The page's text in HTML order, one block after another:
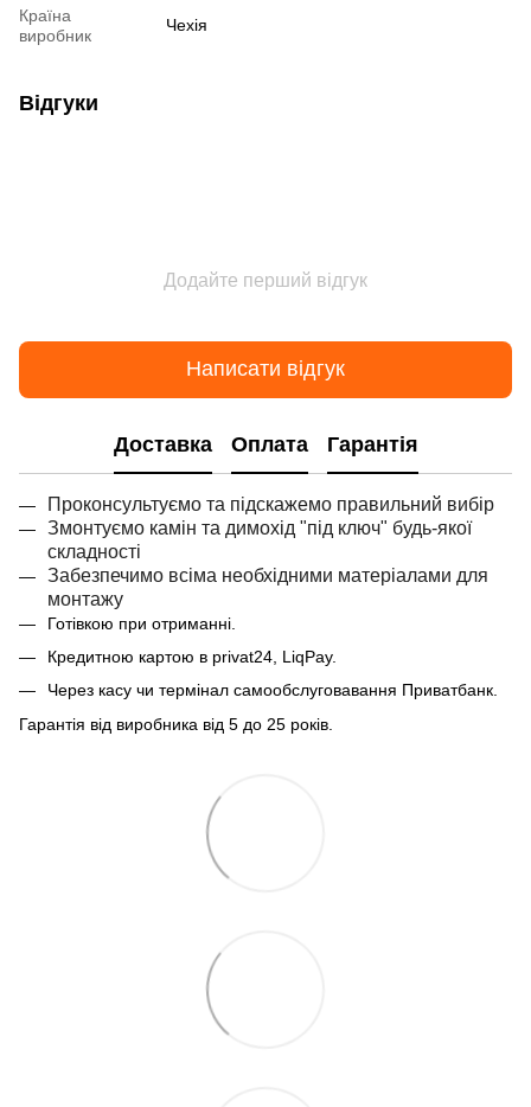
Країна
виробник
Чехія
Відгуки
Додайте перший відгук
Написати відгук
Доставка Оплата Гарантія
Проконсультуємо та підскажемо правильний вибір
Змонтуємо камін та димохід "під ключ" будь-якої
складності
Забезпечимо всіма необхідними матеріалами для
монтажу
Готівкою при отриманні.
Кредитною картою в privat24, LiqPay.
Через касу чи термінал самообслуговавання Приватбанк.
Гарантія від виробника від 5 до 25 років.